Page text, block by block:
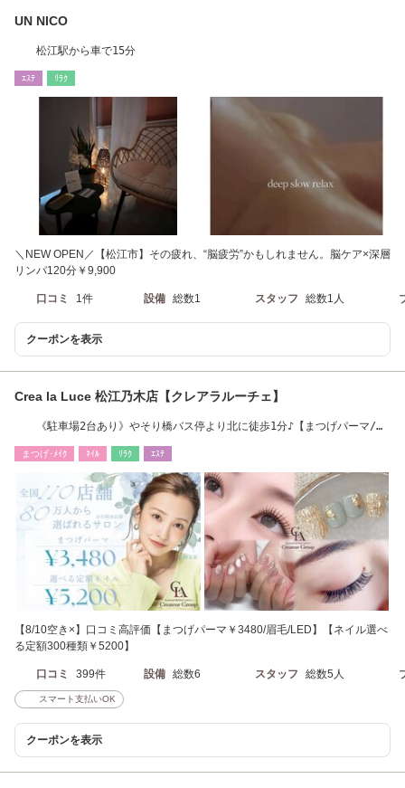
UN NICO
松江駅から車で15分
ｴｽﾃ ﾘﾗｸ
＼NEW OPEN／【松江市】その疲れ、“脳疲労”かもしれません。脳ケア×深層
リンパ120分￥9,900
口コミ 1件 設備 総数1 スタッフ 総数1人
クーポンを表示
Crea la Luce 松江乃木店【クレアラルーチェ】
《駐車場2台あり》やそり橋バス停より北に徒歩1分♪【まつげパーマ/
まつげ･ﾒｲｸ ﾈｲﾙ ﾘﾗｸ ｴｽﾃ
【8/10空き×】口コミ高評価【まつげパーマ￥3480/眉毛/LED】【ネイル選べ
る定額300種類￥5200】
口コミ 399件 設備 総数6 スタッフ 総数5人
スマート支払いOK
クーポンを表示